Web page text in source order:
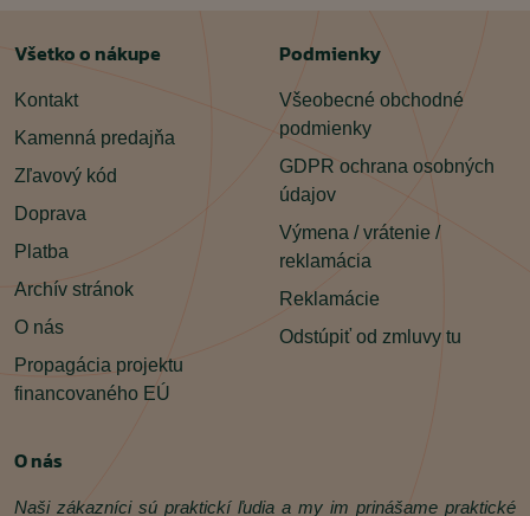
Všetko o nákupe
Kontakt
Kamenná predajňa
Zľavový kód
Doprava
Platba
Archív stránok
O nás
Propagácia projektu
financovaného EÚ
Podmienky
Všeobecné obchodné
podmienky
GDPR ochrana osobných
údajov
Výmena / vrátenie /
reklamácia
Reklamácie
Odstúpiť od zmluvy tu
O nás
Naši zákazníci sú praktickí ľudia a my im prinášame praktické